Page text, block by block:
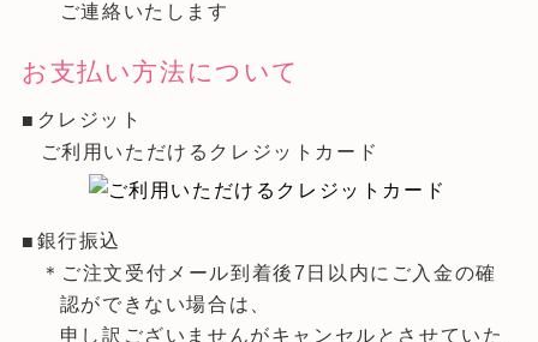
ご連絡いたします
お支払い方法について
クレジット
ご利用いただけるクレジットカード
銀行振込
＊ご注文受付メール到着後7日以内にご入金の確
認ができない場合は、
申し訳ございませんがキャンセルとさせていた